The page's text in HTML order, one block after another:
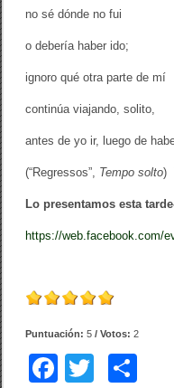
no sé dónde no fui
o debería haber ido;
ignoro qué otra parte de mí
continúa viajando, solito,
antes de yo ir, luego de
(“Regressos”, Tempo solto)
Lo presentamos esta
https://web.facebook.com/
Puntuación:5 / Votos:2
F
T